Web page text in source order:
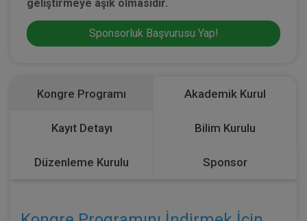
geliştirmeye aşık olmasıdır.
Sponsorluk Başvurusu Yap!
Kongre Programı Akademik Kurul
Kayıt Detayı Bilim Kurulu
Düzenleme Kurulu Sponsor